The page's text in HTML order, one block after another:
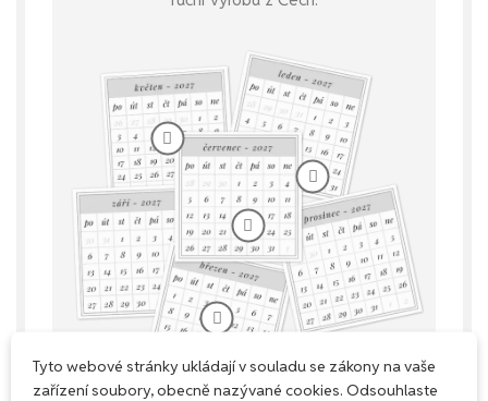
Tyto webové stránky ukládají v souladu se zákony na vaše
zařízení soubory, obecně nazývané cookies. Odsouhlaste